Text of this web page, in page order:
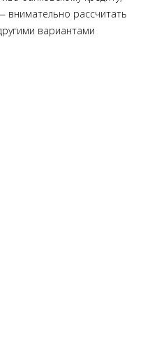
внимательно рассчитать
вариантами